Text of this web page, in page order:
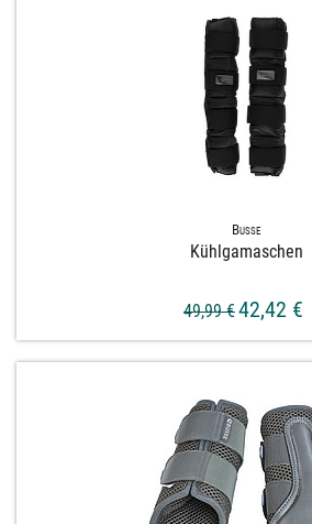
Busse
Kühlgamaschen
49,99 €42,42 €